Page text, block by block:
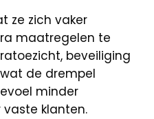
ze zich vaker
maatregelen te
beveiliging
de drempel
minder
klanten.